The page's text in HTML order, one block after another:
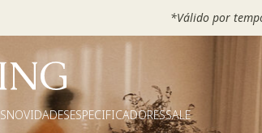
Escolha seu VOUCHER e
NOVIDADESESPECIFICADORESSALE